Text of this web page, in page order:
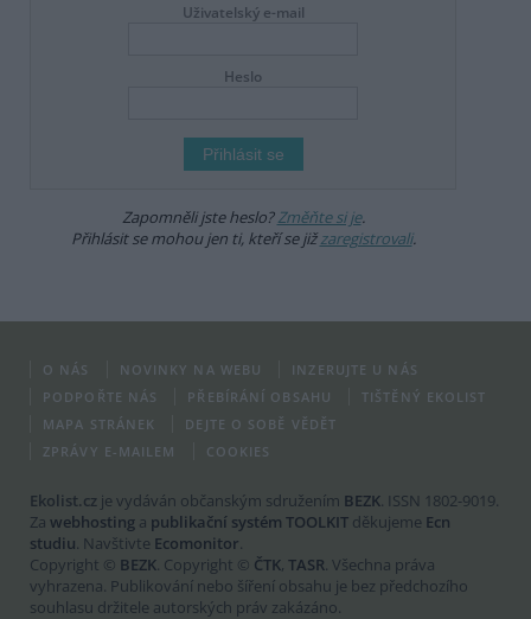
Uživatelský e-mail
Heslo
Zapomněli jste heslo?Změňte si je.
Přihlásit se mohou jen ti, kteří se jižzaregistrovali.
O NÁS NOVINKY NA WEBU
INZERUJTE U NÁS
PODPOŘTE NÁS
PŘEBÍRÁNÍ OBSAHU
TIŠTĚNÝ EKOLIST
MAPA STRÁNEK
DEJTE O SOBĚ VĚDĚT
ZPRÁVY E-MAILEM
COOKIES
Ekolist.cz je vydáván občanským sdružením BEZK. ISSN 1802-9019.
Za webhosting a publikační systém TOOLKIT děkujeme Ecn
studiu. Navštivte Ecomonitor.
Copyright © BEZK. Copyright © ČTK, TASR. Všechna práva
vyhrazena. Publikování nebo šíření obsahu je bez předchozího
souhlasu držitele autorských práv zakázáno.